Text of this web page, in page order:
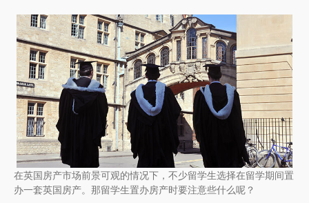
在英国房产市场前景可观的情况下，不少留学生选择在留学期间置
办一套英国房产。那留学生置办房产时要注意些什么呢？